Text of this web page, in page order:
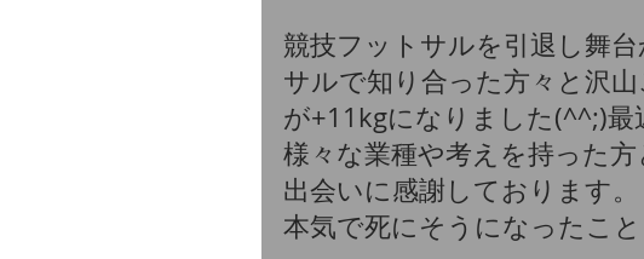
競技フットサルを引退し舞
サルで知り合った方々と沢
が+11kgになりました(^^;)
様々な業種や考えを持った
出会いに感謝しております
本気で死にそうになったこと